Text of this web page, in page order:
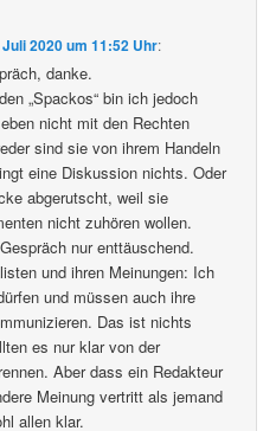
Juli 2020 um 11:52 Uhr:
danke.
„Spackos“ bin ich jedoch
nicht mit den Rechten
sind sie von ihrem Handeln
eine Diskussion nichts. Oder
abgerutscht, weil sie
nicht zuhören wollen.
nur enttäuschend.
und ihren Meinungen: Ich
und müssen auch ihre
Das ist nichts
es nur klar von der
Aber dass ein Redakteur
Meinung vertritt als jemand
allen klar.